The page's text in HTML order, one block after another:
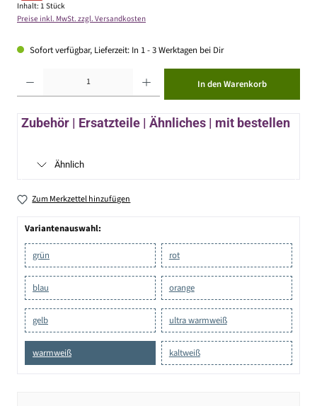
Inhalt: 1 Stück
Preise inkl. MwSt. zzgl. Versandkosten
Sofort verfügbar, Lieferzeit: In 1 - 3 Werktagen bei Dir
In den Warenkorb
Zubehör | Ersatzteile | Ähnliches | mit bestellen
Ähnlich
Zum Merkzettel hinzufügen
Variantenauswahl:
grün rot
blau orange
gelb ultra warmweiß
warmweiß kaltweiß